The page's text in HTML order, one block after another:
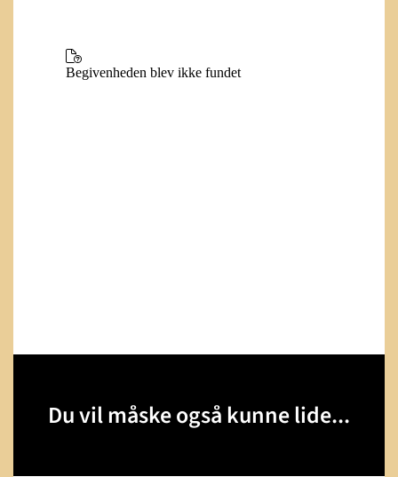
Du vil måske også kunne lide...